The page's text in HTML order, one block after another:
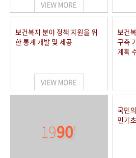
VIEW MORE
보건복지 분야 정책 지원을 위
한 통계 개발 및 제공
VIEW MORE
보건
구축
계획
1990'
국민
민기